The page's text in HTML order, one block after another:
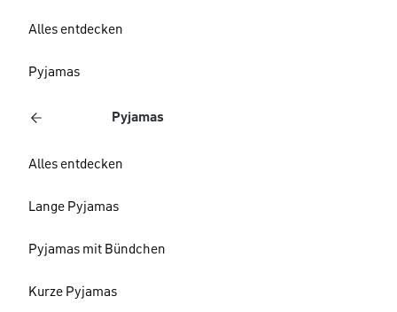
Alles entdecken
Pyjamas
Pyjamas
Alles entdecken
Lange Pyjamas
Pyjamas mit Bündchen
Kurze Pyjamas